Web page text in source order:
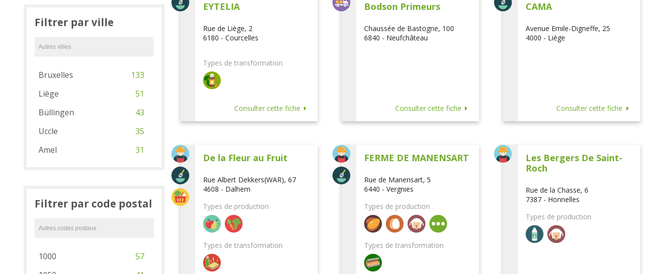
EYTELIA
Rue de Liège, 2
6180 - Courcelles
Types de transformation
Consulter cette fiche
Bodson Primeurs
Chaussée de Bastogne, 100
6840 - Neufchâteau
Consulter cette fiche
CAMA
Avenue Emile-Digneffe, 25
4000 - Liège
Consulter cette fiche
De la Fleur au Fruit
Rue Albert Dekkers(WAR), 67
4608 - Dalhem
Types de production
Types de transformation
FERME DE MANENSART
Rue de Manensart, 5
6440 - Vergnies
Types de production
Types de transformation
Les Bergers De Saint-
Roch
Rue de la Chasse, 6
7387 - Honnelles
Types de production
Filtrer par ville
Bruxelles
133
Liège
51
Büllingen
43
Uccle
35
Amel
31
Filtrer par code postal
1000
57